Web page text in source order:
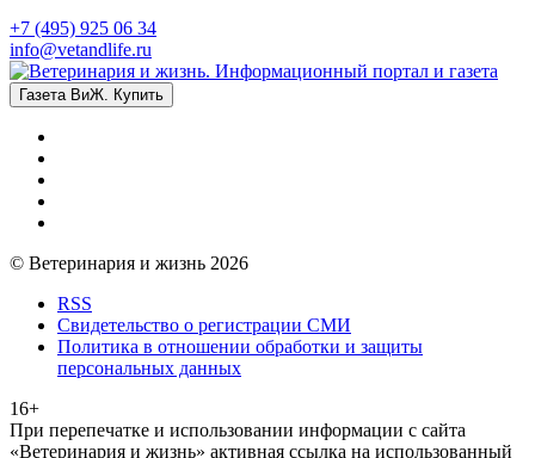
+7 (495) 925 06 34
info@vetandlife.ru
Газета ВиЖ. Купить
© Ветеринария и жизнь 2026
RSS
Свидетельство о регистрации СМИ
Политика в отношении обработки и защиты
персональных данных
16+
При перепечатке и использовании информации с сайта
«Ветеринария и жизнь» активная ссылка на использованный